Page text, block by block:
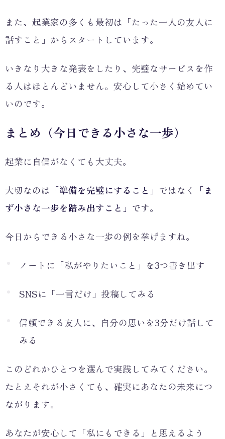
また、起業家の多くも最初は「たった一人の友人に
話すこと」からスタートしています。
いきなり大きな発表をしたり、完璧なサービスを作
る人はほとんどいません。安心して小さく始めてい
いのです。
まとめ（今日できる小さな一歩）
起業に自信がなくても大丈夫。
大切なのは 「準備を完璧にすること」 ではなく
「ま
ず小さな一歩を踏み出すこと」 です。
今日からできる小さな一歩の例を挙げますね。
ノートに「私がやりたいこと」を3つ書き出す
SNSに「一言だけ」投稿してみる
信頼できる友人に、自分の思いを3分だけ話して
みる
このどれかひとつを選んで実践してみてください。
たとえそれが小さくても、確実にあなたの未来につ
ながります。
あなたが安心して「私にもできる」と思えるよう